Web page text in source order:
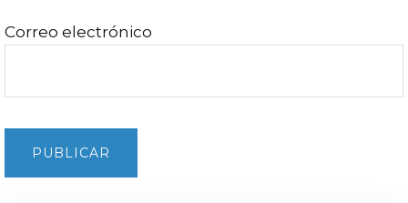
Correo electrónico